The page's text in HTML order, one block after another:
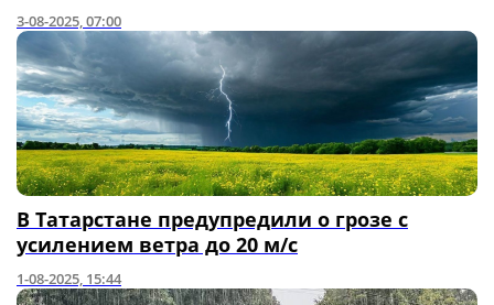
3-08-2025, 07:00
В Татарстане предупредили о грозе с
усилением ветра до 20 м/с
1-08-2025, 15:44